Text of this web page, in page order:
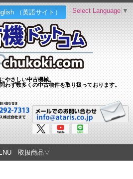
（英語サイト）
やさしい中古機械。
わず数多くの中古物件を取り扱っております。
Select Language ▼
取扱商品▽